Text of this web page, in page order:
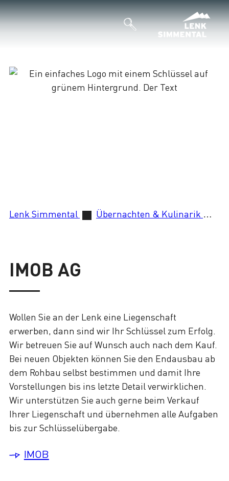
Lenk Simmental Übernachten & Kulinarik
IMOB AG
Wollen Sie an der Lenk eine Liegenschaft
erwerben, dann sind wir Ihr Schlüssel zum Erfolg.
Wir betreuen Sie auf Wunsch auch nach dem Kauf.
Bei neuen Objekten können Sie den Endausbau ab
dem Rohbau selbst bestimmen und damit Ihre
Vorstellungen bis ins letzte Detail verwirklichen.
Wir unterstützen Sie auch gerne beim Verkauf
Ihrer Liegenschaft und übernehmen alle Aufgaben
bis zur Schlüsselübergabe.
IMOB